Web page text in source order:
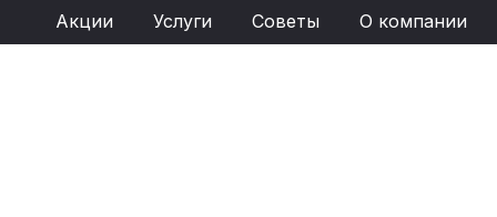
Акции Услуги Советы О компании